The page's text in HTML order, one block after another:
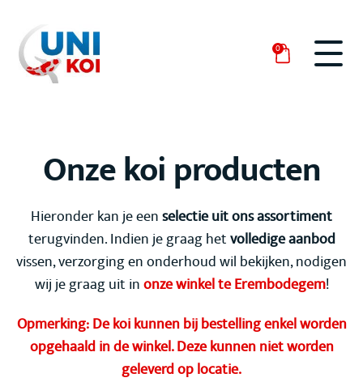
0
Onze koi producten
Hieronder kan je eenselectie uit ons assortiment
terugvinden. Indien je graag hetvolledige aanbod
vissen, verzorging en onderhoud wil bekijken, nodigen
wij je graag uit inonze winkel te Erembodegem!
Opmerking: De koi kunnen bij bestelling enkel worden
opgehaald in de winkel. Deze kunnen niet worden
geleverd op locatie.